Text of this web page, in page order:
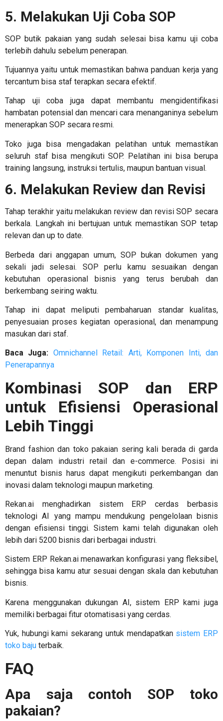
5. Melakukan Uji Coba SOP
SOP butik pakaian yang sudah selesai bisa kamu uji coba
terlebih dahulu sebelum penerapan.
Tujuannya yaitu untuk memastikan bahwa panduan kerja yang
tercantum bisa staf terapkan secara efektif.
Tahap uji coba juga dapat membantu mengidentifikasi
hambatan potensial dan mencari cara menanganinya sebelum
menerapkan SOP secara resmi.
Toko juga bisa mengadakan pelatihan untuk memastikan
seluruh staf bisa mengikuti SOP. Pelatihan ini bisa berupa
training langsung, instruksi tertulis, maupun bantuan visual.
6. Melakukan Review dan Revisi
Tahap terakhir yaitu melakukan review dan revisi SOP secara
berkala. Langkah ini bertujuan untuk memastikan SOP tetap
relevan dan up to date.
Berbeda dari anggapan umum, SOP bukan dokumen yang
sekali jadi selesai. SOP perlu kamu sesuaikan dengan
kebutuhan operasional bisnis yang terus berubah dan
berkembang seiring waktu.
Tahap ini dapat meliputi pembaharuan standar kualitas,
penyesuaian proses kegiatan operasional, dan menampung
masukan dari staf.
Baca Juga: Omnichannel Retail: Arti, Komponen Inti, dan
Penerapannya
Kombinasi SOP dan ERP
untuk Efisiensi Operasional
Lebih Tinggi
Brand fashion dan toko pakaian sering kali berada di garda
depan dalam industri retail dan e-commerce. Posisi ini
menuntut bisnis harus dapat mengikuti perkembangan dan
inovasi dalam teknologi maupun marketing.
Rekan.ai menghadirkan sistem ERP cerdas berbasis
teknologi AI yang mampu mendukung pengelolaan bisnis
dengan efisiensi tinggi. Sistem kami telah digunakan oleh
lebih dari 5200 bisnis dari berbagai industri.
Sistem ERP Rekan.ai menawarkan konfigurasi yang fleksibel,
sehingga bisa kamu atur sesuai dengan skala dan kebutuhan
bisnis.
Karena menggunakan dukungan AI, sistem ERP kami juga
memiliki berbagai fitur otomatisasi yang cerdas.
Yuk, hubungi kami sekarang untuk mendapatkan sistem ERP
toko baju terbaik.
FAQ
Apa saja contoh SOP toko
pakaian?